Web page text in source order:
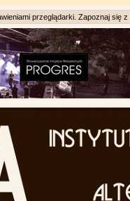
przeglądarki. Zapoznaj się z